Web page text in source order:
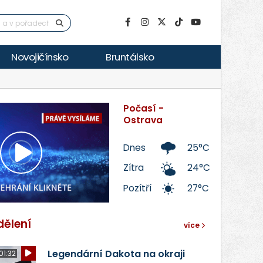
Novojičínsko Bruntálsko
Přehrát
video
Počasí -
Ostrava
Dnes
25°C
Zítra
24°C
Pozítří
27°C
více
Legendární Dakota na okraji